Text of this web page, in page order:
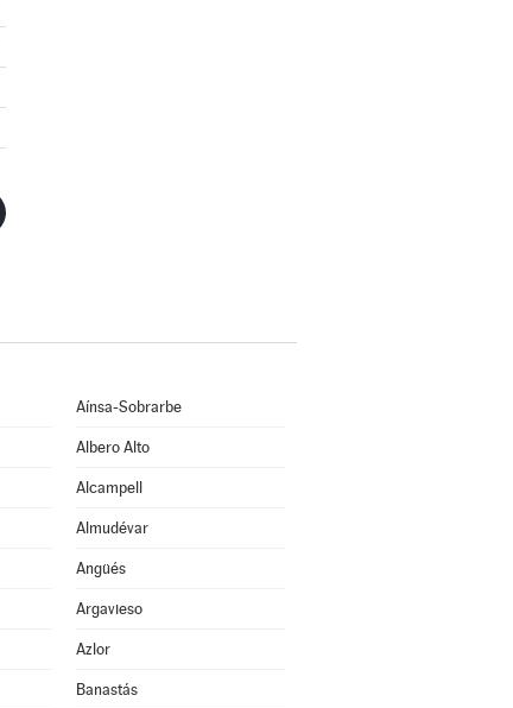
Aínsa-Sobrarbe
Albero Alto
Alcampell
Almudévar
Angüés
Argavieso
Azlor
Banastás